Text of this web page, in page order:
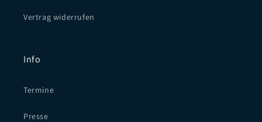
Vertrag widerrufen
Info
Termine
Presse